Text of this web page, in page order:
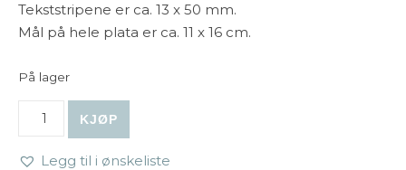
Tekststripene er ca. 13 x 50 mm.
Mål på hele plata er ca. 11 x 16 cm.
På lager
KJØP
Legg til i ønskeliste